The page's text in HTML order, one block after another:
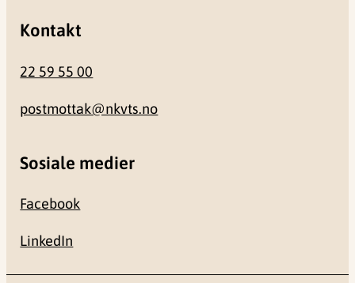
Kontakt
22 59 55 00
postmottak@nkvts.no
Sosiale medier
Facebook
LinkedIn